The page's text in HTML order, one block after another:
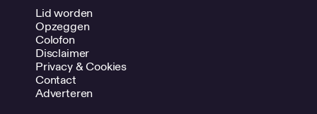
Lid worden
Opzeggen
Colofon
Disclaimer
Privacy & Cookies
Contact
Adverteren